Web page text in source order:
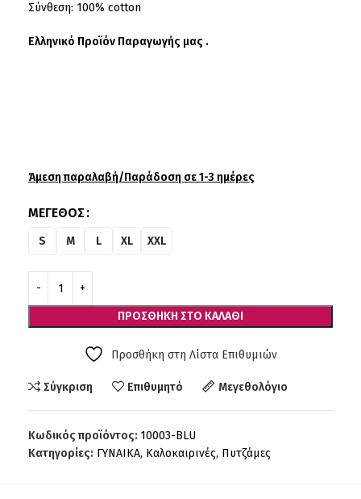
Σύνθεση: 100% cotton
Ελληνικό Προϊόν Παραγωγής μας .
Άμεση παραλαβή/Παράδοση σε 1-3 ημέρες
ΜΈΓΕΘΟΣ
S M L XL XXL
ΠΡΟΣΘΉΚΗ ΣΤΟ ΚΑΛΆΘΙ
Προσθήκη στη Λίστα Επιθυμιών
Σύγκριση Επιθυμητό Μεγεθολόγιο
Κωδικός προϊόντος: 10003-BLU
Κατηγορίες: ΓΥΝΑΙΚΑ, Καλοκαιρινές, Πυτζάμες